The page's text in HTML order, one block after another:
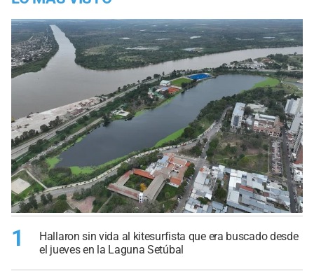
1
Hallaron sin vida al kitesurfista que era buscado desde
el jueves en la Laguna Setúbal